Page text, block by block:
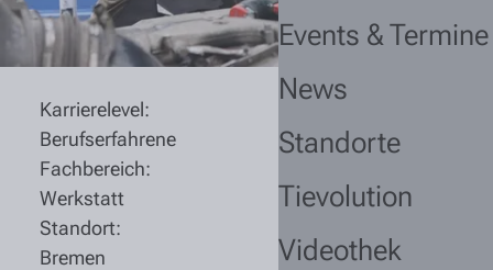
Events & Termine
News
Standorte
Tievolution
Videothek
Karrierelevel:
Berufserfahrene
Fachbereich:
Werkstatt
Standort:
Bremen